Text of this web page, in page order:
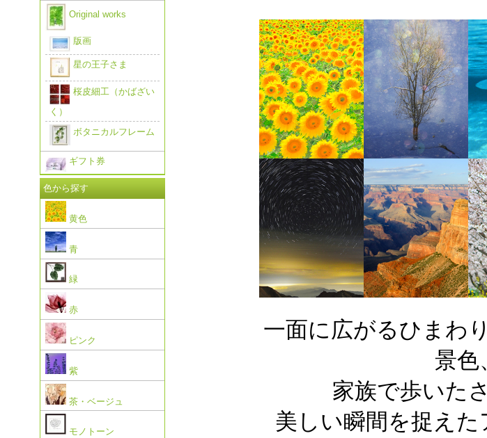
一面に広がるひまわ
景色
家族で歩いた
美しい瞬間を捉えた
Original works
版画
星の王子さま
桜皮細工（かばざい
く）
ボタニカルフレーム
ギフト券
色から探す
黄色
青
緑
赤
ピンク
紫
茶・ベージュ
モノトーン